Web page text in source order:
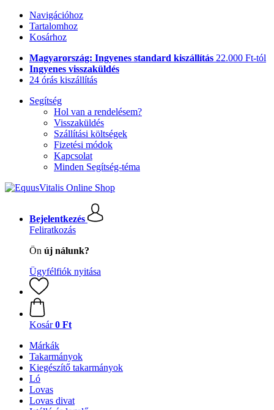
Navigációhoz
Tartalomhoz
Kosárhoz
Magyarország: Ingyenes standard kiszállítás 22.000 Ft-tól
Ingyenes visszaküldés
24 órás kiszállítás
Segítség
Hol van a rendelésem?
Visszaküldés
Szállítási költségek
Fizetési módok
Kapcsolat
Minden Segítség-téma
Bejelentkezés
Feliratkozás
Ön új nálunk?
Ügyfélfiók nyitása
Kosár 0 Ft
Márkák
Takarmányok
Kiegészítő takarmányok
Ló
Lovas
Lovas divat